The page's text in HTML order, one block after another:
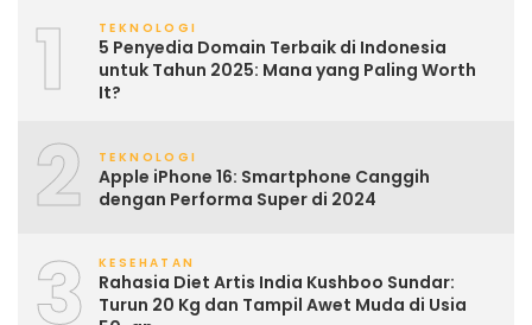
1 TEKNOLOGI
5 Penyedia Domain Terbaik di Indonesia
untuk Tahun 2025: Mana yang Paling Worth
It?
2 TEKNOLOGI
Apple iPhone 16: Smartphone Canggih
dengan Performa Super di 2024
3 KESEHATAN
Rahasia Diet Artis India Kushboo Sundar:
Turun 20 Kg dan Tampil Awet Muda di Usia